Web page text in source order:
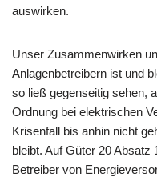
auswirken.
Unser Zusammenwirken
Anlagenbetreibern ist und
so ließ gegenseitig sehen,
Ordnung bei elektrischen
Krisenfall bis anhin nicht
bleibt. Auf Güter 20
Betreiber von